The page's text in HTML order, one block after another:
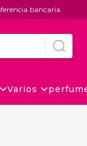
bancaria
Varios